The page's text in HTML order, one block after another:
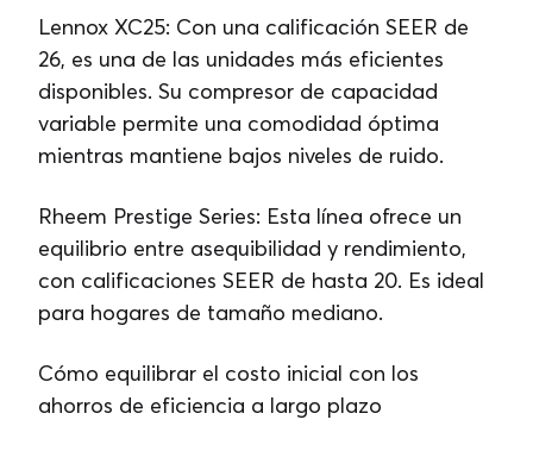
Lennox XC25: Con una calificación SEER de
26, es una de las unidades más eficientes
disponibles. Su compresor de capacidad
variable permite una comodidad óptima
mientras mantiene bajos niveles de ruido.
Rheem Prestige Series: Esta línea ofrece un
equilibrio entre asequibilidad y rendimiento,
con calificaciones SEER de hasta 20. Es ideal
para hogares de tamaño mediano.
Cómo equilibrar el costo inicial con los
ahorros de eficiencia a largo plazo